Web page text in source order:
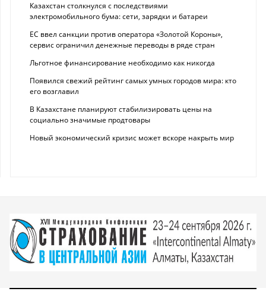
Казахстан столкнулся с последствиями
электромобильного бума: сети, зарядки и батареи
ЕС ввел санкции против оператора «Золотой Короны»,
сервис ограничил денежные переводы в ряде стран
Льготное финансирование необходимо как никогда
Появился свежий рейтинг самых умных городов мира: кто
его возглавил
В Казахстане планируют стабилизировать цены на
социально значимые продтовары
Новый экономический кризис может вскоре накрыть мир